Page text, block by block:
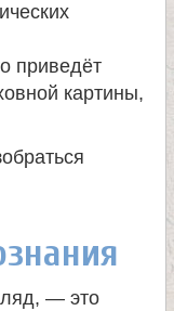
приведёт
картины,
— это